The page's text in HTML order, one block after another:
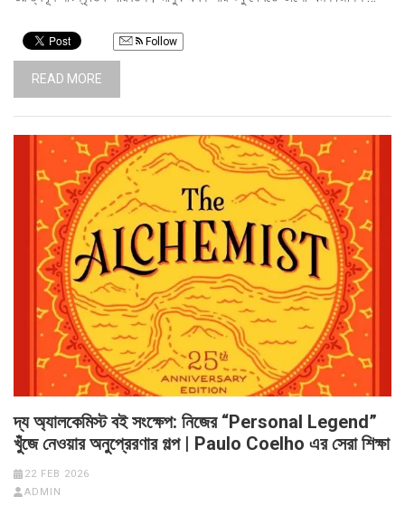
Follow
READ MORE
দ্য অ্যালকেমিস্ট বই সংক্ষেপ: নিজের “Personal Legend”
খুঁজে নেওয়ার অনুপ্রেরণার গল্প | Paulo Coelho এর সেরা শিক্ষা
22 FEB 2026
ADMIN